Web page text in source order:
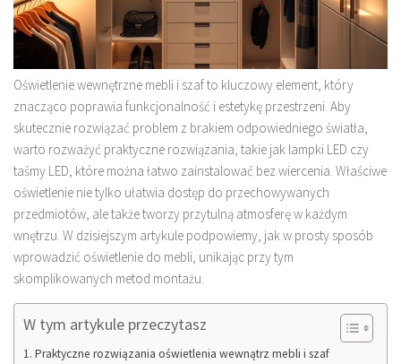
Oświetlenie wewnętrzne mebli i szaf to kluczowy element, który
znacząco poprawia funkcjonalność i estetykę przestrzeni. Aby
skutecznie rozwiązać problem z brakiem odpowiedniego światła,
warto rozważyć praktyczne rozwiązania, takie jak lampki LED czy
taśmy LED, które można łatwo zainstalować bez wiercenia. Właściwe
oświetlenie nie tylko ułatwia dostęp do przechowywanych
przedmiotów, ale także tworzy przytulną atmosferę w każdym
wnętrzu. W dzisiejszym artykule podpowiemy, jak w prosty sposób
wprowadzić oświetlenie do mebli, unikając przy tym
skomplikowanych metod montażu.
W tym artykule przeczytasz
Praktyczne rozwiązania oświetlenia wewnątrz mebli i szaf